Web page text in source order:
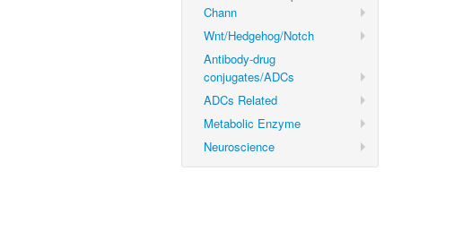
Chann
Wnt/Hedgehog/Notch
Antibody-drug
conjugates/ADCs
ADCs Related
Metabolic Enzyme
Neuroscience